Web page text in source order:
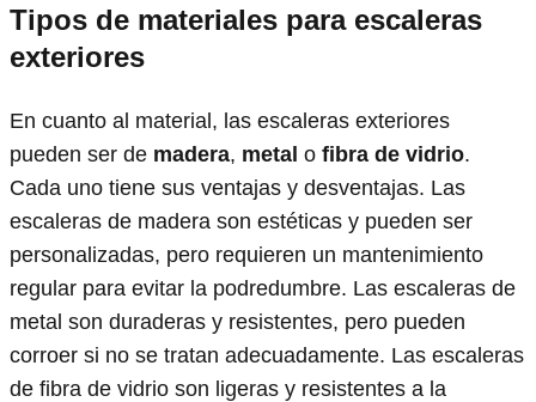
Tipos de materiales para escaleras
exteriores
En cuanto al material, las escaleras exteriores
pueden ser de madera, metal o fibra de vidrio.
Cada uno tiene sus ventajas y desventajas. Las
escaleras de madera son estéticas y pueden ser
personalizadas, pero requieren un mantenimiento
regular para evitar la podredumbre. Las escaleras de
metal son duraderas y resistentes, pero pueden
corroer si no se tratan adecuadamente. Las escaleras
de fibra de vidrio son ligeras y resistentes a la